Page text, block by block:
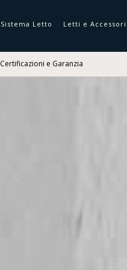
Sistema Letto Letti e Accessori
Certificazioni e Garanzia